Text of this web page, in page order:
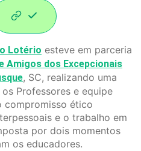
Lotério esteve em parceria
Amigos dos Excepcionais
, SC, realizando uma
Professores e equipe
compromisso ético
e o trabalho em
por dois momentos
os educadores.